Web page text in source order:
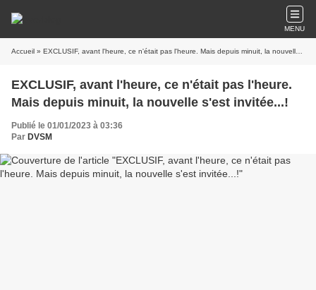
MENU
Accueil » EXCLUSIF, avant l'heure, ce n'était pas l'heure. Mais depuis minuit, la nouvelle s'est invitée...!
EXCLUSIF, avant l'heure, ce n'était pas l'heure.
Mais depuis minuit, la nouvelle s'est invitée...!
Publié le 01/01/2023 à 03:36
Par DVSM